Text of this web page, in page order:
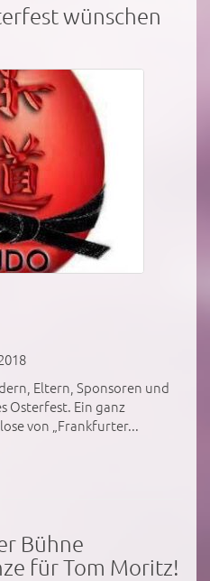
wünschen
Eltern, Sponsoren und
Osterfest. Ein ganz
von „Frankfurter...
Bühne
für Tom Moritz!